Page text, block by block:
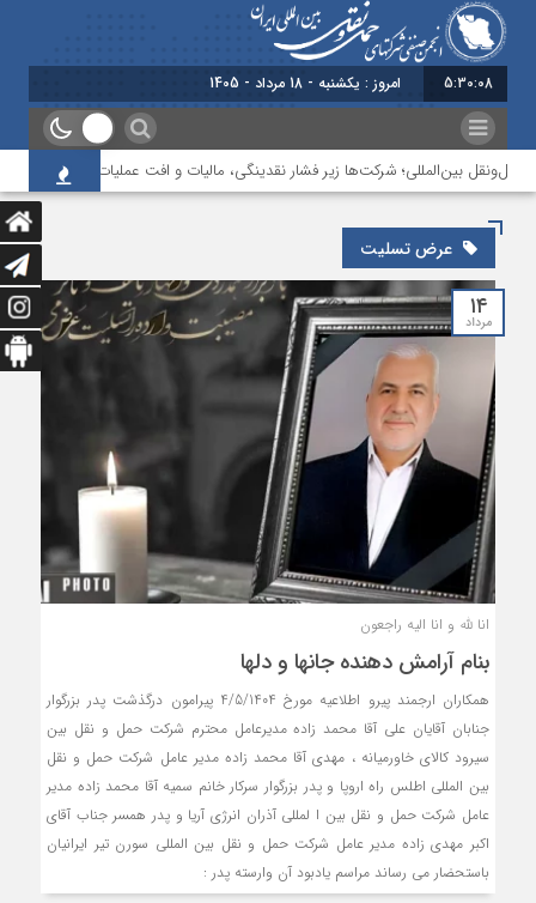
5:30:08 امروز : یکشنبه - 18 مرداد - 1405
بین‌المللی؛ شرکت‌ها زیر فشار نقدینگی، مالیات و افت عملیات
عرض تسلیت
۱۴
مرداد
انا لله و انا الیه راجعون
بنام آرامش دهنده جانها و دلها
همکاران ارجمند پیرو اطلاعیه مورخ 4/5/1404 پیرامون درگذشت پدر بزرگوار
جنابان آقایان علی آقا محمد زاده مدیرعامل محترم شرکت حمل و نقل بین
سیرود کالای خاورمیانه ، مهدی آقا محمد زاده مدیر عامل شرکت حمل و نقل
بین المللی اطلس راه اروپا و پدر بزرگوار سرکار خانم سمیه آقا محمد زاده مدیر
عامل شرکت حمل و نقل بین ا لمللی آذران انرژی آریا و پدر همسر جناب آقای
اکبر مهدی زاده مدیر عامل شرکت حمل و نقل بین المللی سورن تیر ایرانیان
باستحضار می رساند مراسم یادبود آن وارسته پدر :